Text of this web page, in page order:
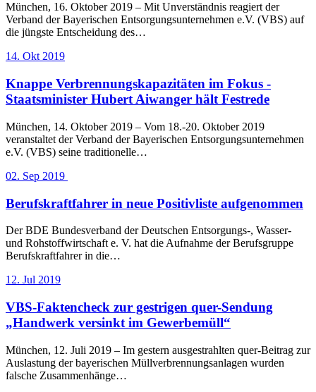
München, 16. Oktober 2019 – Mit Unverständnis reagiert der
Verband der Bayerischen Entsorgungsunternehmen e.V. (VBS) auf
die jüngste Entscheidung des…
14. Okt 2019
Knappe Verbrennungskapazitäten im Fokus -
Staatsminister Hubert Aiwanger hält Festrede
München, 14. Oktober 2019 – Vom 18.-20. Oktober 2019
veranstaltet der Verband der Bayerischen Entsorgungsunternehmen
e.V. (VBS) seine traditionelle…
02. Sep 2019
Berufskraftfahrer in neue Positivliste aufgenommen
Der BDE Bundesverband der Deutschen Entsorgungs-, Wasser-
und Rohstoffwirtschaft e. V. hat die Aufnahme der Berufsgruppe
Berufskraftfahrer in die…
12. Jul 2019
VBS-Faktencheck zur gestrigen quer-Sendung
„Handwerk versinkt im Gewerbemüll“
München, 12. Juli 2019 – Im gestern ausgestrahlten quer-Beitrag zur
Auslastung der bayerischen Müllverbrennungsanlagen wurden
falsche Zusammenhänge…